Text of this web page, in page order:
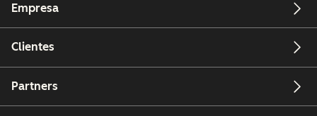
Empresa
Clientes
Partners